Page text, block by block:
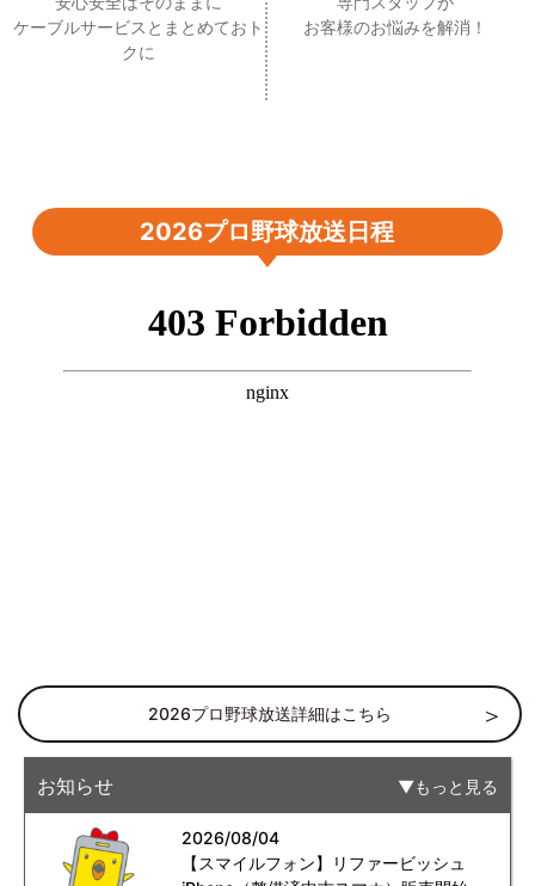
ケーブルサービスとまとめておト
クに
お客様のお悩みを解消！
2026プロ野球放送日程
2026プロ野球放送詳細はこちら
お知らせ もっと見る
2026/08/04
【スマイルフォン】リファービッシュ